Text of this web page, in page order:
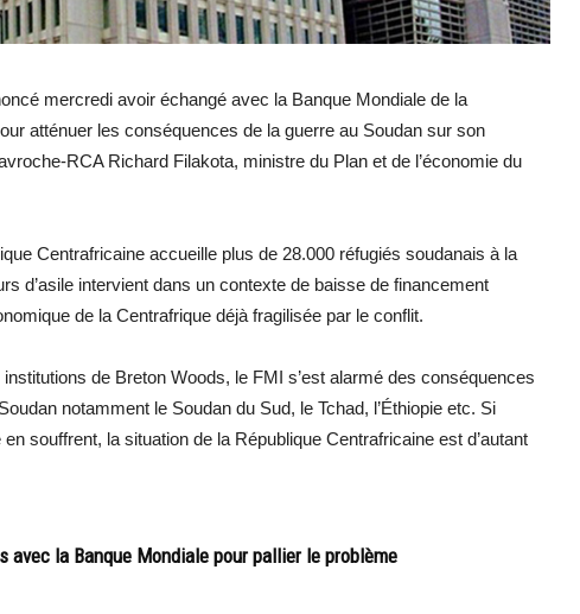
mercredi avoir échangé avec la Banque Mondiale de la
atténuer les conséquences de la guerre au Soudan sur son
RCA Richard Filakota, ministre du Plan et de l’économie du
Centrafricaine accueille plus de 28.000 réfugiés soudanais à la
d’asile intervient dans un contexte de baisse de financement
de la Centrafrique déjà fragilisée par le conflit.
de Breton Woods, le FMI s’est alarmé des conséquences
notamment le Soudan du Sud, le Tchad, l’Éthiopie etc. Si
souffrent, la situation de la République Centrafricaine est d’autant
avec la Banque Mondiale pour pallier le problème